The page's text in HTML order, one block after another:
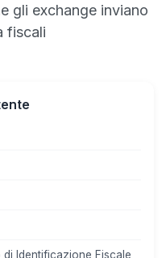
gli exchange inviano
fiscali
di Identificazione Fiscale